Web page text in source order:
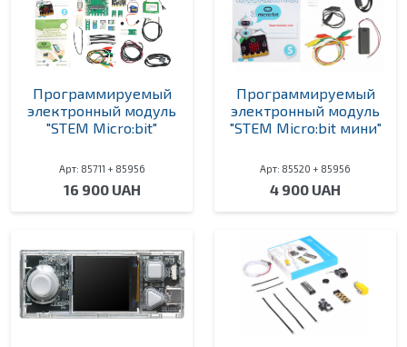
Программируемый
электронный модуль
"STEM Micro:bit"
Арт: 85711 + 85956
16 900 UAH
Программируемый
электронный модуль
"STEM Micro:bit мини"
Арт: 85520 + 85956
4 900 UAH